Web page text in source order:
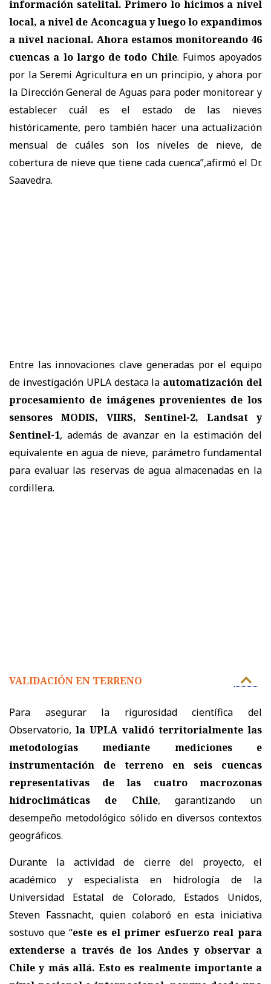
información satelital. Primero lo hicimos a nivel
local, a nivel de Aconcagua y luego lo expandimos
a nivel nacional. Ahora estamos monitoreando 46
cuencas a lo largo de todo Chile. Fuimos apoyados
por la Seremi Agricultura en un principio, y ahora por
la Dirección General de Aguas para poder monitorear y
establecer cuál es el estado de las nieves
históricamente, pero también hacer una actualización
mensual de cuáles son los niveles de nieve, de
cobertura de nieve que tiene cada cuenca”,afirmó el Dr.
Saavedra.
Entre las innovaciones clave generadas por el equipo
de investigación UPLA destaca la automatización del
procesamiento de imágenes provenientes de los
sensores MODIS, VIIRS, Sentinel-2, Landsat y
Sentinel-1, además de avanzar en la estimación del
equivalente en agua de nieve, parámetro fundamental
para evaluar las reservas de agua almacenadas en la
cordillera.
VALIDACIÓN EN TERRENO
Para asegurar la rigurosidad científica del
Observatorio, la UPLA validó territorialmente las
metodologías mediante mediciones e
instrumentación de terreno en seis cuencas
representativas de las cuatro macrozonas
hidroclimáticas de Chile, garantizando un
desempeño metodológico sólido en diversos contextos
geográficos.
Durante la actividad de cierre del proyecto, el
académico y especialista en hidrología de la
Universidad Estatal de Colorado, Estados Unidos,
Steven Fassnacht, quien colaboró en esta iniciativa
sostuvo que “este es el primer esfuerzo real para
extenderse a través de los Andes y observar a
Chile y más allá. Esto es realmente importante a